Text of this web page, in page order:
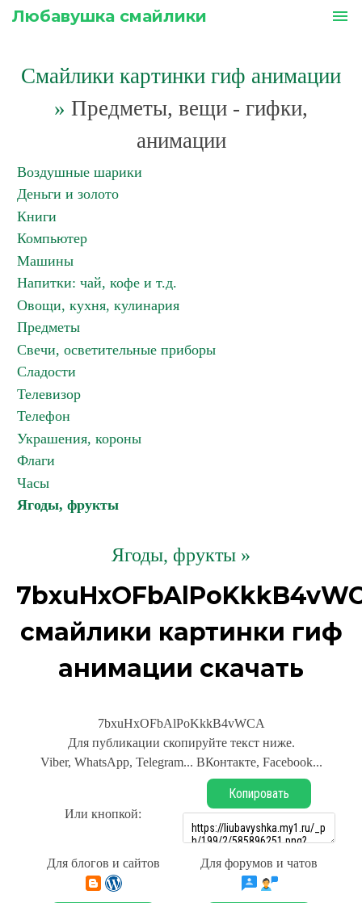
Любавушка смайлики menu
Смайлики картинки гиф анимации
» Предметы, вещи - гифки,
анимации
Воздушные шарики
Деньги и золото
Книги
Компьютер
Машины
Напитки: чай, кофе и т.д.
Овощи, кухня, кулинария
Предметы
Свечи, осветительные приборы
Сладости
Телевизор
Телефон
Украшения, короны
Флаги
Часы
Ягоды, фрукты
Ягоды, фрукты »
смайлики картинки гиф
анимации скачать
7bxuHxOFbAlPoKkkB4vWCA
Для публикации скопируйте текст ниже.
Viber, WhatsApp, Telegram... ВКонтакте, Facebook...
Или кнопкой:
Копировать
Для блогов и сайтов Для форумов и чатов